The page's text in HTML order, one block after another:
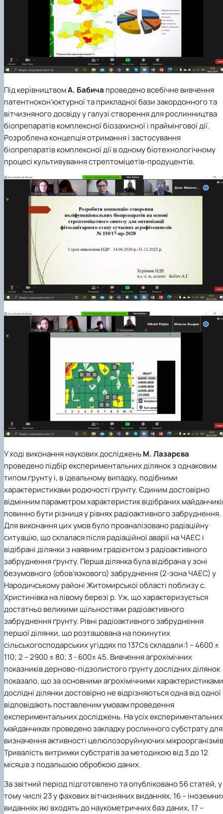
Під керівництвомА. Бабича проведено всебічне вивчення
патентнокон’юктурної та прикладної бази закордонного та
вітчизняного досвіду у галузі створення для рослинництва
біопрепаратів комплексної біозахисної і праймінгової дії.
Розроблена концепція отримання і застосування
біопрепаратів комплексної дії в одному біотехнологічному
процесі культивування стрептоміцетів-продуцентів.
У ході виконання наукових дослідженьМ. Лазарєва
проведено підбір експериментальних ділянок з однаковим
типом ґрунту і, в ідеальному випадку, подібними
характеристиками родючості ґрунту. Єдиним достовірно
відмінним параметром характеристик відібраних
повинно бути різниця у рівнях радіоактивного забруднення.
Для виконання цих умов було проаналізовано радіаційну
ситуацію, що склалася після радіаційної аварії на ЧАЕС і
відібрані ділянки з наявним градієнтом з радіоактивного
забруднення ґрунту. Перша ділянка була відібрана у зоні
безумовного (обов’язкового) забруднення (2-зона ЧАЕС) у
Народичському районі Житомирської області поблизу с.
Христинівка на лівому березі р. Уж, що характеризується
достатньо великими щільностями радіоактивного
забруднення ґрунту. Рівні радіоактивного забруднення
першої ділянки, що розташована на покинутих
сільськогосподарських угіддях по 137Cs складали:1 – 4600 ±
110; 2 – 2900 ± 80; 3 - 600± 45. Вивчення агрохімічних
показників дерново-підзолистого ґрунту дослідних ділянок
показало, що за основними агрохімічними характеристиками
дослідні ділянки достовірно не відрізняються одна від одної
відповідають поставленим умовам проведення
експериментальних досліджень. На усіх експериментальних
майданчиках проведено закладку рослинного субстрату для
визначення активності целюлозоруйнуючих
Тривалість витримки субстратів за методикою від 3 до 12
місяців з подальшою обробкою даних.
За звітний період підготовлено та опубліковано 56 статей, у
тому числі 23 у фахових вітчизняних виданнях, 16 –
виданнях які входять до наукометричних баз даних, 17 –